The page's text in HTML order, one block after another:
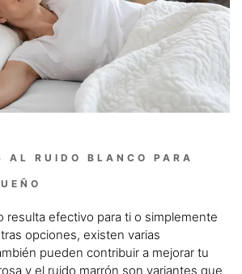
AL RUIDO BLANCO PARA
resulta efectivo para ti o simplemente
opciones, existen varias
pueden contribuir a mejorar tu
y el ruido marrón son variantes que